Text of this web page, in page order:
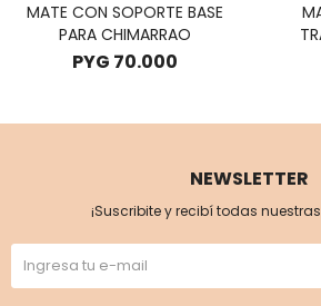
MATE CON SOPORTE BASE
PARA CHIMARRAO
PYG 70.000
NEWSLETTER
¡Suscribite y recibí todas